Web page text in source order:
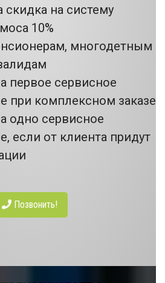
скидка на систему
10%
многодетным
первое сервисное
при комплексном заказе
одно сервисное
если от клиента придут
Позвонить!